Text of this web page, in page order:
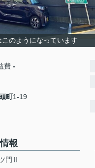
このようになっています
費 -
町1-19
報
門Ⅱ